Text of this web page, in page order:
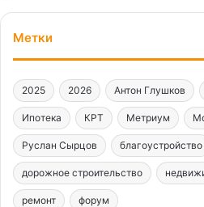
Метки
2025 2026 Антон Глушков
Ипотека КРТ Метриум
Руслан Сырцов благоустройство
дорожное строительство
ремонт форум